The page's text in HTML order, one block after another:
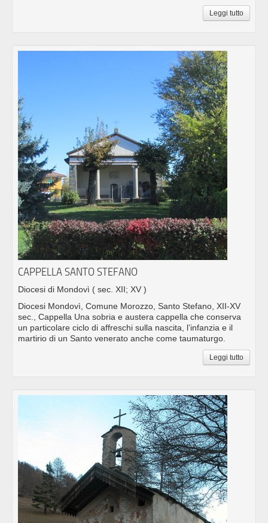
Leggi tutto
CAPPELLA SANTO STEFANO
Diocesi di Mondovì ( sec. XII; XV )
Diocesi Mondovì, Comune Morozzo, Santo Stefano, XII-XV
sec., Cappella Una sobria e austera cappella che conserva
un particolare ciclo di affreschi sulla nascita, l’infanzia e il
martirio di un Santo venerato anche come taumaturgo.
Leggi tutto